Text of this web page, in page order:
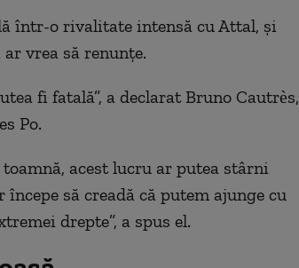
într-o rivalitate intensă cu Attal, și
vrea să renunțe.
fi fatală”, a declarat Bruno Cautrès,
Po.
acest lucru ar putea stârni
să creadă că putem ajunge cu
drepte”, a spus el.